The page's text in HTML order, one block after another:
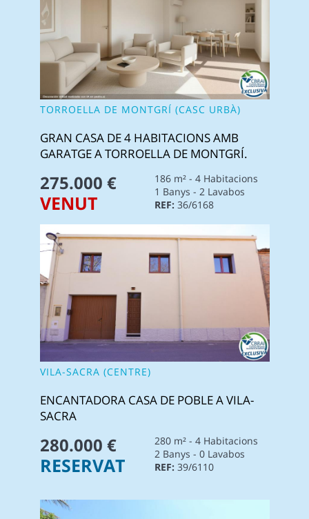
TORROELLA DE MONTGRÍ (CASC URBÀ)
GRAN CASA DE 4 HABITACIONS AMB
GARATGE A TORROELLA DE MONTGRÍ.
275.000 €
186 m² - 4 Habitacions
1 Banys - 2 Lavabos
REF: 36/6168
VENUT
VILA-SACRA (CENTRE)
ENCANTADORA CASA DE POBLE A VILA-
SACRA
280.000 €
280 m² - 4 Habitacions
2 Banys - 0 Lavabos
REF: 39/6110
RESERVAT